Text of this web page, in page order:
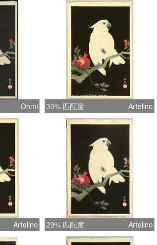
Ohmi 30% 匹配度 Artelino
Artelino 29% 匹配度 Artelino